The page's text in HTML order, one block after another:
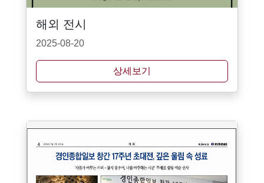
해외 전시
2025-08-20
상세보기